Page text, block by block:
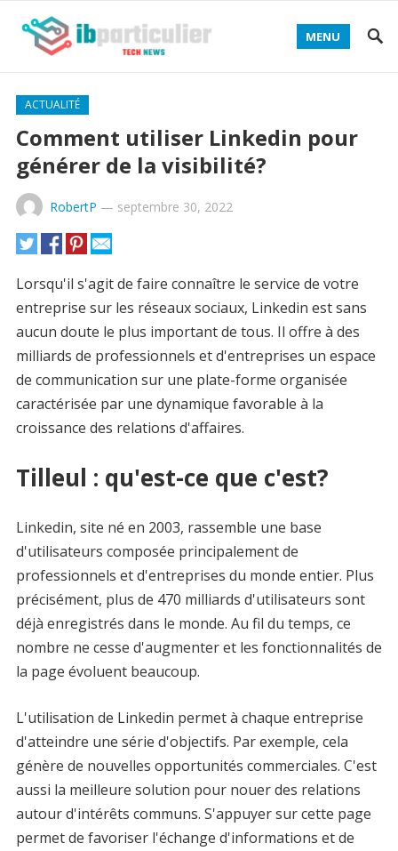
MENU
ACTUALITÉ
Comment utiliser Linkedin pour
générer de la visibilité?
RobertP — septembre 30, 2022
Lorsqu'il s'agit de faire connaître le service de votre
entreprise sur les réseaux sociaux, Linkedin est sans
aucun doute le plus important de tous. Il offre à des
milliards de professionnels et d'entreprises un espace
de communication sur une plate-forme organisée
caractérisée par une dynamique favorable à la
croissance des relations d'affaires.
Tilleul : qu'est-ce que c'est?
Linkedin, site né en 2003, rassemble une base
d'utilisateurs composée principalement de
professionnels et d'entreprises du monde entier. Plus
précisément, plus de 470 milliards d'utilisateurs sont
déjà enregistrés dans le monde. Au fil du temps, ce
nombre ne cesse d'augmenter et les fonctionnalités de
la page évoluent beaucoup.
L'utilisation de Linkedin permet à chaque entreprise
d'atteindre une série d'objectifs. Par exemple, cela
génère de nouvelles opportunités commerciales. C'est
aussi la meilleure solution pour nouer des relations
autour d'intérêts communs. S'appuyer sur cette page
permet de favoriser l'échange d'informations et de